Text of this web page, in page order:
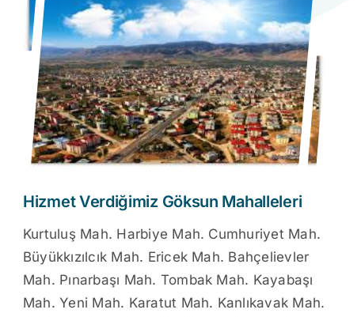
Hizmet Verdiğimiz Göksun Mahalleleri
Kurtuluş Mah. Harbiye Mah. Cumhuriyet Mah.
Büyükkızılcık Mah. Ericek Mah. Bahçelievler
Mah. Pınarbaşı Mah. Tombak Mah. Kayabaşı
Mah. Yeni Mah. Karatut Mah. Kanlıkavak Mah.